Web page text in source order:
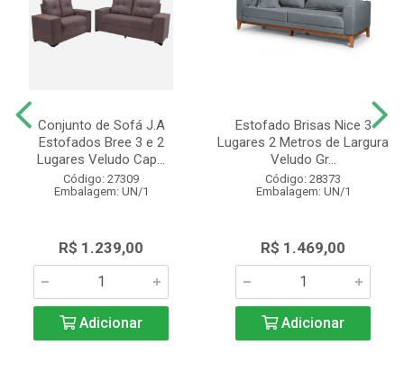
Conjunto de Sofá J.A
Estofados Bree 3 e 2
Lugares Veludo Cap...
Código: 27309
Embalagem: UN/1
R$ 1.239,00
Adicionar
Estofado Brisas Nice 3
Lugares 2 Metros de Largura
Veludo Gr...
Código: 28373
Embalagem: UN/1
R$ 1.469,00
Adicionar